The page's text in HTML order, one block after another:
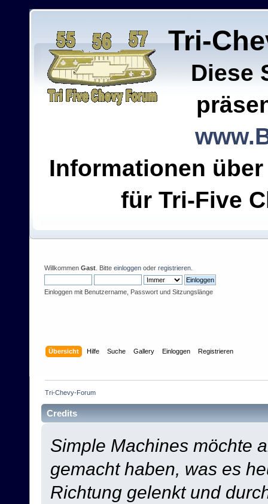
Tri-
Diese
Informationen
für Tri-Five
Willkommen Gast . Bitte einloggen oder registrieren
Einloggen mit Benutzername, Passwort und Sitzungslänge
Übersicht Hilfe Suche Gallery Einloggen Registrieren
Tri-Chevy-Forum
Credits
Simple Machines möchte
gemacht haben, was es
Richtung gelenkt und